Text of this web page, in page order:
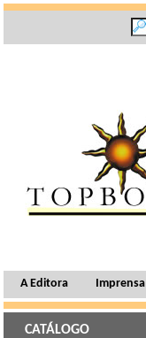
A Editora Imprensa
CATÁLOGO